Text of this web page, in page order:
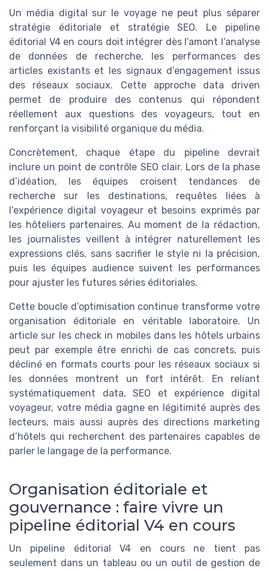
Un média digital sur le voyage ne peut plus séparer
stratégie éditoriale et stratégie SEO. Le pipeline
éditorial V4 en cours doit intégrer dès l’amont l’analyse
de données de recherche, les performances des
articles existants et les signaux d’engagement issus
des réseaux sociaux. Cette approche data driven
permet de produire des contenus qui répondent
réellement aux questions des voyageurs, tout en
renforçant la visibilité organique du média.
Concrètement, chaque étape du pipeline devrait
inclure un point de contrôle SEO clair. Lors de la phase
d’idéation, les équipes croisent tendances de
recherche sur les destinations, requêtes liées à
l’expérience digital voyageur et besoins exprimés par
les hôteliers partenaires. Au moment de la rédaction,
les journalistes veillent à intégrer naturellement les
expressions clés, sans sacrifier le style ni la précision,
puis les équipes audience suivent les performances
pour ajuster les futures séries éditoriales.
Cette boucle d’optimisation continue transforme votre
organisation éditoriale en véritable laboratoire. Un
article sur les check in mobiles dans les hôtels urbains
peut par exemple être enrichi de cas concrets, puis
décliné en formats courts pour les réseaux sociaux si
les données montrent un fort intérêt. En reliant
systématiquement data, SEO et expérience digital
voyageur, votre média gagne en légitimité auprès des
lecteurs, mais aussi auprès des directions marketing
d’hôtels qui recherchent des partenaires capables de
parler le langage de la performance.
Organisation éditoriale et
gouvernance : faire vivre un
pipeline éditorial V4 en cours
Un pipeline éditorial V4 en cours ne tient pas
seulement dans un tableau ou un outil de gestion de